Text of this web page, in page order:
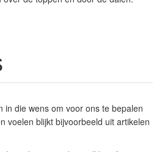
in die wens om voor ons te bepalen
voelen blijkt bijvoorbeeld uit artikelen